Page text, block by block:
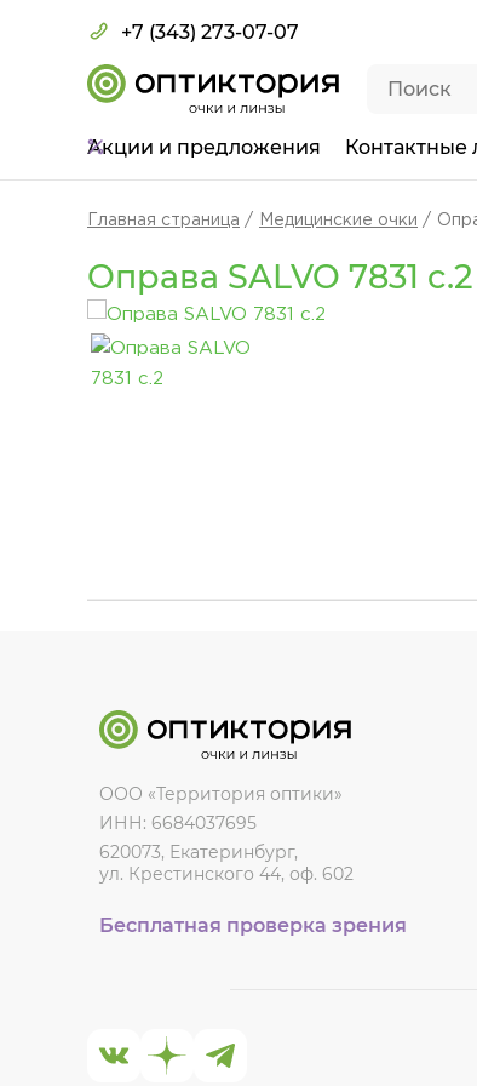
+7 (343) 273-07-07
Акции и предложения Контактные
Главная страница Медицинские очки
Оправа SALVO 7831 c.2
ООО «Территория оптики»
ИНН: 6684037695
620073, Екатеринбург,
ул. Крестинского 44, оф. 602
Бесплатная проверка зрения